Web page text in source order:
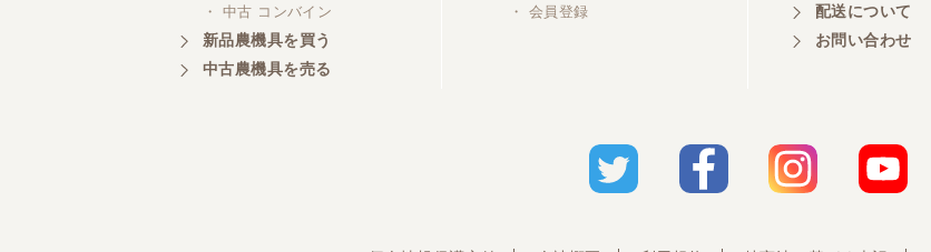
・ 中古 コンバイン
新品農機具を買う
中古農機具を売る
・ 会員登録
配送について
お問い合わせ